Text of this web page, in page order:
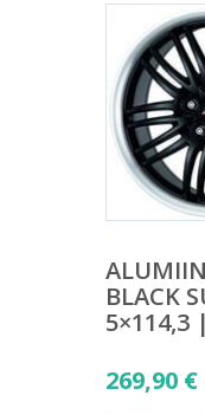
BLACK
5×114,3
269,90 €